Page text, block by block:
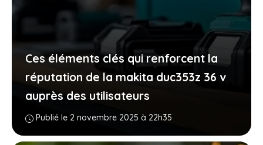
Ces éléments clés qui renforcent la
réputation de la makita duc353z 36 v
auprès des utilisateurs
Publié le 2 novembre 2025 à 22h35